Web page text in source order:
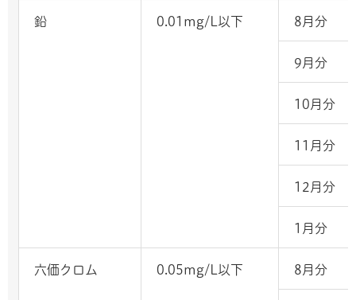
鉛 0.01mg/L以下 8月分
9月分
10月分
11月分
12月分
1月分
六価クロム 0.05mg/L以下 8月分